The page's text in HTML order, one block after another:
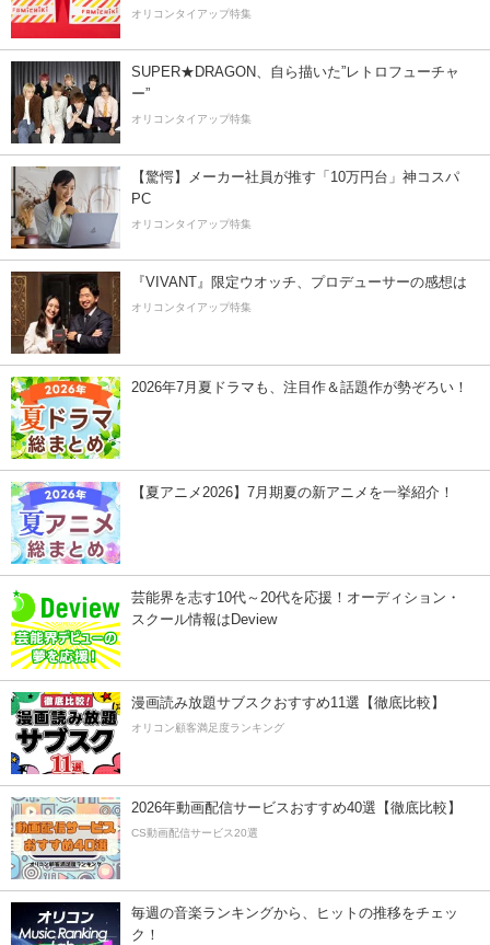
オリコンタイアップ特集
SUPER★DRAGON、自ら描いた”レトロフューチャ
ー”
オリコンタイアップ特集
【驚愕】メーカー社員が推す「10万円台」神コスパ
PC
オリコンタイアップ特集
『VIVANT』限定ウオッチ、プロデューサーの感想は
オリコンタイアップ特集
2026年7月夏ドラマも、注目作＆話題作が勢ぞろい！
【夏アニメ2026】7月期夏の新アニメを一挙紹介！
芸能界を志す10代～20代を応援！オーディション・
スクール情報はDeview
漫画読み放題サブスクおすすめ11選【徹底比較】
オリコン顧客満足度ランキング
2026年動画配信サービスおすすめ40選【徹底比較】
CS動画配信サービス20選
毎週の音楽ランキングから、ヒットの推移をチェッ
ク！